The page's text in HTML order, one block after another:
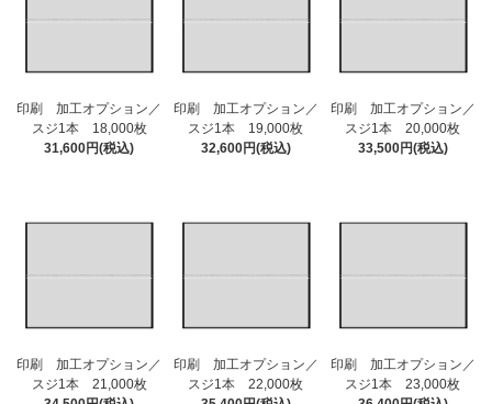
印刷 加工オプション／
スジ1本 18,000枚
31,600円(税込)
印刷 加工オプション／
スジ1本 19,000枚
32,600円(税込)
印刷 加工オプション／
スジ1本 20,000枚
33,500円(税込)
印刷 加工オプション／
スジ1本 21,000枚
印刷 加工オプション／
スジ1本 22,000枚
印刷 加工オプション／
スジ1本 23,000枚